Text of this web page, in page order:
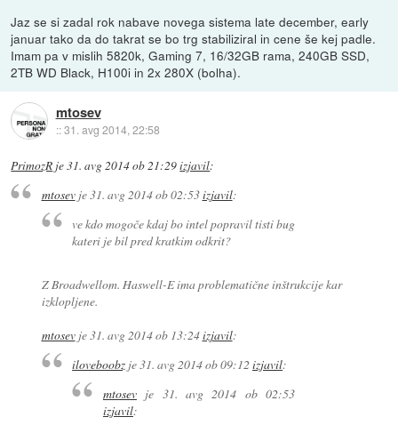
Jaz se si zadal rok nabave novega sistema late december, early
januar tako da do takrat se bo trg stabiliziral in cene še kej padle.
Imam pa v mislih 5820k, Gaming 7, 16/32GB rama, 240GB SSD,
2TB WD Black, H100i in 2x 280X (bolha).
mtosev
::31. avg 2014, 22:58
PrimozR je31. avg 2014 ob 21:29izjavil:
mtosevje31. avg 2014 ob 02:53izjavil:
ve kdo mogoče kdaj bo intel popravil tisti bug
kateri je bil pred kratkim odkrit?
Z Broadwellom. Haswell-E ima problematične inštrukcije kar
izklopljene.
mtosevje31. avg 2014 ob 13:24izjavil:
iloveboobz je31. avg 2014 ob 09:12izjavil:
mtosevje 31. avg 2014 ob 02:53
izjavil: